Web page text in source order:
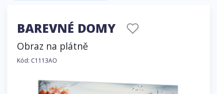
BAREVNÉ DOMY
Obraz na plátně
Kód: C1113AO